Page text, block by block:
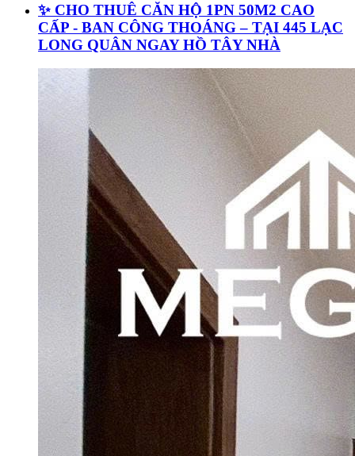
✨ CHO THUÊ CĂN HỘ 1PN 50M2 CAO
CẤP - BAN CÔNG THOÁNG – TẠI 445 LẠC
LONG QUÂN NGAY HỒ TÂY NHÀ